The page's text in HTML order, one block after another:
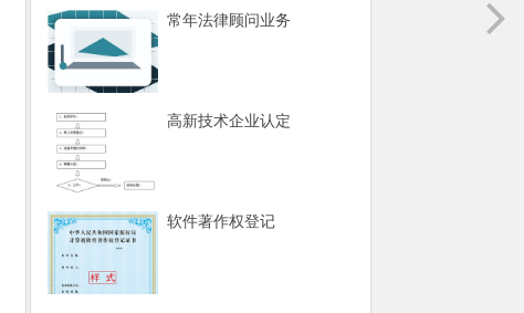
常年法律顾问业务
高新技术企业认定
软件著作权登记